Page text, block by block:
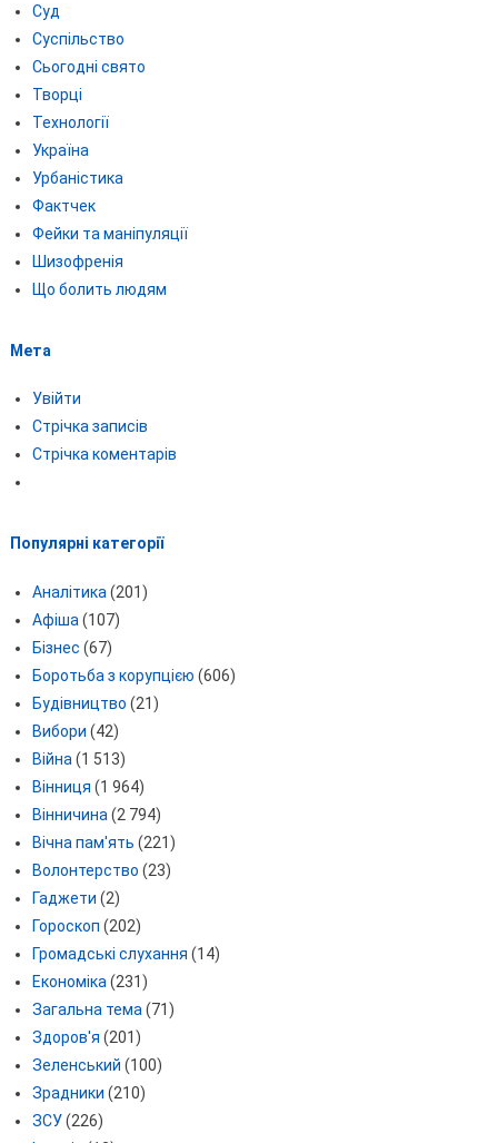
Суд
Суспільство
Сьогодні свято
Творці
Технології
Україна
Урбаністика
Фактчек
Фейки та маніпуляції
Шизофренія
Що болить людям
Мета
Увійти
Стрічка записів
Стрічка коментарів
Популярні категорії
Аналітика (201)
Афіша (107)
Бізнес (67)
Боротьба з корупцією (606)
Будівництво (21)
Вибори (42)
Війна (1 513)
Вінниця (1 964)
Вінничина (2 794)
Вічна пам'ять (221)
Волонтерство (23)
Гаджети (2)
Гороскоп (202)
Громадські слухання (14)
Економіка (231)
Загальна тема (71)
Здоров'я (201)
Зеленський (100)
Зрадники (210)
ЗСУ(226)